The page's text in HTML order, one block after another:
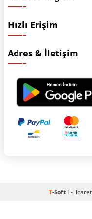
Hızlı Erişim
Adres & İletişim
T-Soft E-Ticaret